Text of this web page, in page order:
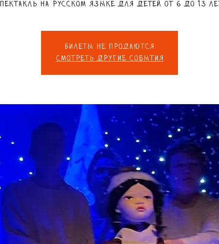
на русском языке для детей от 6 до 13
Билеты не продаются
Смотреть другие события